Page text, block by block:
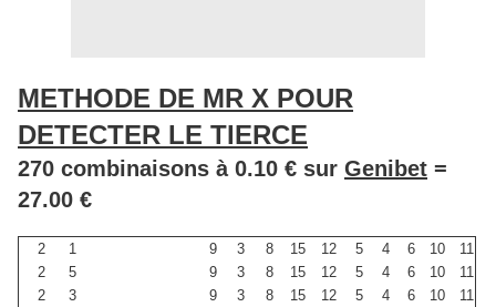
METHODE DE MR X POUR
DETECTER LE TIERCE
270 combinaisons à 0.10 € sur Genibet =
27.00 €
2 1 9 3 8 15 12 5 4 6 10
11
2
5 9 3 8 15 12 5 4 6 10
11
2
3 9 3 8 15 12 5 4 6 10 11